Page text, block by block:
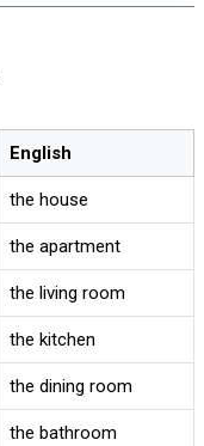
English
the house
the apartment
the living room
the kitchen
the dining room
the bathroom